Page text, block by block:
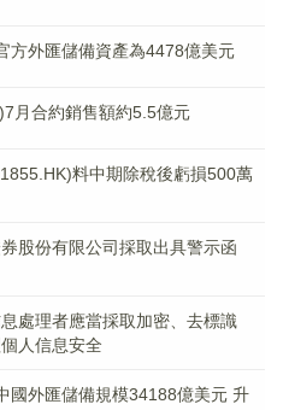
方外匯儲備資產為4478億美元
月合約銷售額約5.5億元
料中期除稅後虧損500萬
股份有限公司採取出具警示函
處理者應當採取加密、去標識
人信息安全
國外匯儲備規模34188億美元 升